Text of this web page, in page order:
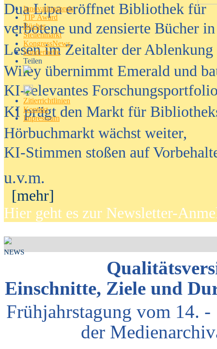
Innovationspreis
TIP Award
Bücher
Stellenmarkt
KongressNews
Sonderhefte
Teilen
Zitierrichtlinien
Kontakt
Impresssum
Dua Lipa eröffnet Bibliothek für
verbotene und zensierte Bücher
Lesen im Zeitalter der Ablenkung
Wiley übernimmt Emerald und
KI-relevantes
KI prägt den Markt für
Hörbuchmarkt wächst weiter,
KI-Stimmen stoßen auf
u.v.m.
[mehr]
Hier geht es zur Newsletter-
NEWS
Einschnitte, Ziele und
Frühjahrstagung vom 14.
der